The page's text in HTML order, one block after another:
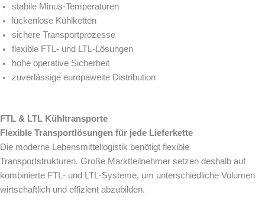
stabile Minus-Temperaturen
lückenlose Kühlketten
sichere Transportprozesse
flexible FTL- und LTL-Lösungen
hohe operative Sicherheit
zuverlässige europaweite Distribution
FTL & LTL Kühltransporte
Flexible Transportlösungen für jede Lieferkette
Die moderne Lebensmittellogistik benötigt flexible
Transportstrukturen. Große Marktteilnehmer setzen deshalb auf
kombinierte FTL- und LTL-Systeme, um unterschiedliche Volumen
wirtschaftlich und effizient abzubilden.